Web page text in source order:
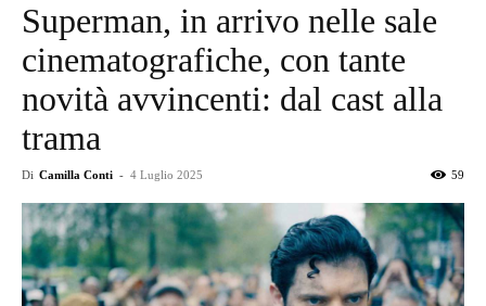
Superman, in arrivo nelle sale
cinematografiche, con tante
novità avvincenti: dal cast alla
trama
Di Camilla Conti - 4 Luglio 2025 59